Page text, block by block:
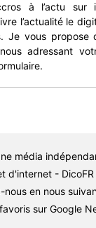
à l’actu sur
l’actualité le
Je vous propose
adressant
média
d'internet -
nous en nous
sur Google